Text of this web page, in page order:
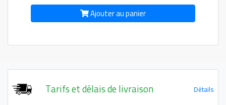
Ajouter au panier
Tarifs et délais de livraison Détails